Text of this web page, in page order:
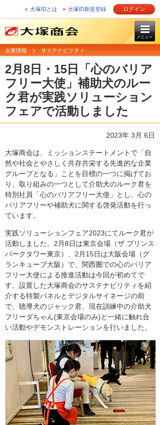
大塚IDとは 大塚ID新規登録 ログイン
メニュー
企業情報 サステナビリティ
2月8日・15日「心のバリア
フリー大使」補助犬のルー
ク君が実践ソリューション
フェアで活動しました
2023年 3月 6日
大塚商会は、ミッションステートメントで「自
然や社会とやさしく共存共栄する先進的な企業
グループとなる」ことを目標の一つに掲げてお
り、取り組みの一つとして介助犬のルーク君を
特別社員「心のバリアフリー大使」とし、心の
バリアフリーや補助犬に関する啓発活動を行っ
ています。
実践ソリューションフェア2023にてルーク君が
活動しました。2月8日は東京会場（ザ プリンス
パークタワー東京）、2月15日は大阪会場（グ
ランキューブ大阪）で、関西圏での心のバリア
フリー大使による推進活動は今回が初めてで
す。設置した大塚商会のサステナビリティを紹
介する特製パネルとデジタルサイネージの前
で、聴導犬のジャック君、現在訓練中の介助犬
フリーダちゃん(東京会場のみ)と一緒に触れ合
い活動やデモンストレーションを行いました。